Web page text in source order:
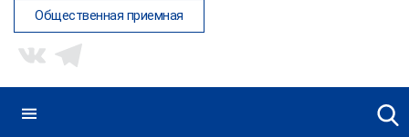
Общественная приемная